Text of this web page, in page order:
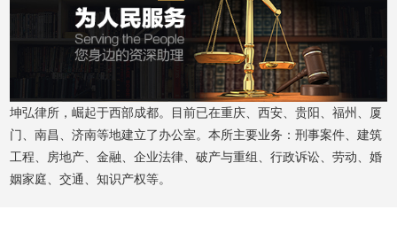
坤弘律所，崛起于西部成都。目前已在重庆、西安、贵阳、福州、厦
门、南昌、济南等地建立了办公室。本所主要业务：刑事案件、建筑
工程、房地产、金融、企业法律、破产与重组、行政诉讼、劳动、婚
姻家庭、交通、知识产权等。